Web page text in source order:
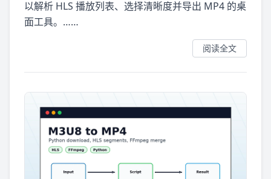
以解析 HLS 播放列表、选择清晰度并导出 MP4 的桌
面工具。……
阅读全文